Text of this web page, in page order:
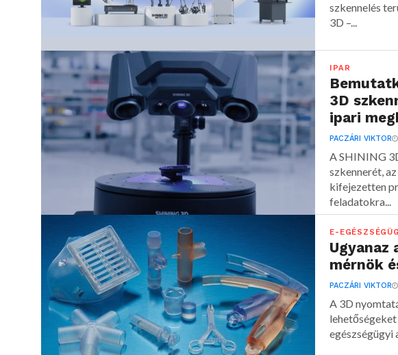
szkennelés
3D –...
IPAR
3D
ipari
PACZÁRI VIKTOR
A SHINING
szkennerét,
kifejezetten
feladatokra...
E-
Ugyanaz
mérnök
PACZÁRI VIKTOR
A 3D
egészségügyi